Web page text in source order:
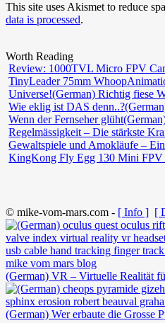
This site uses Akismet to reduce
data is processed.
Worth Reading
Review: 1000TVL Micro FPV
TinyLeader 75mm Whoop
Universe!(German) Richtig fiese
Wie eklig ist DAS denn..?
Wenn der Fernseher glüht
Regelmässigkeit – Die stärkste
Gewaltspiele und Amokläufe –
KingKong Fly Egg 130 Mini FPV
© mike-vom-mars.com - [ Info ] [
(German) VR – Virtuelle Realität
(German) Wer erbaute die Grosse